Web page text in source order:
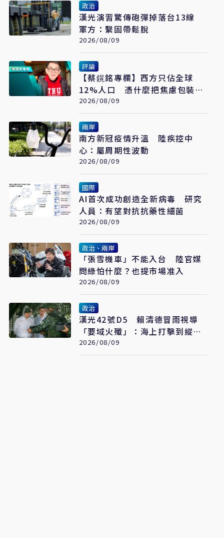
政治
漢光演習驚傳砲彈掉落台13線
軍方：繫固帶鬆脫
2026/08/09
評論
【蔡鎤銘專欄】西方只佔全球
12%人口 憑什麼把焦慮包裝成
普世價值
2026/08/09
兩岸
南方新冠疫情升溫 陸疾控中
心：屬周期性波動
2026/08/09
國際
AI首次成功創造全新病毒 研究
人員：有望對抗抗藥性細菌
2026/08/09
政治、兩岸
「張雪機車」不能入台 陸官媒
問綠怕什麼？也提市場准入
2026/08/09
政治
漢光42號D5 賴清德冒雨視導
「要域火殲」：海上打擊到縱深
防禦驗證整體戰力
2026/08/09